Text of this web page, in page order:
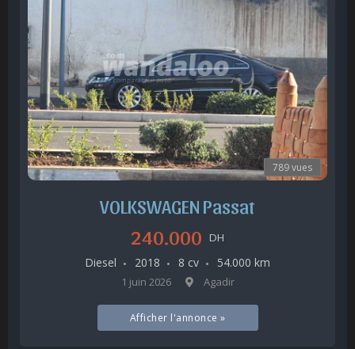
789 vues
VOLKSWAGEN Passat
240.000 DH
Diesel 2018 8 cv 54.000 km
1 juin 2026 Agadir
Afficher l'annonce »